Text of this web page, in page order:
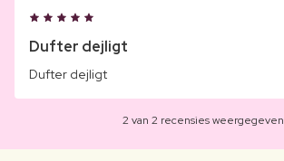
Dufter dejligt
Dufter dejligt
2 van 2 recensies weergegeven